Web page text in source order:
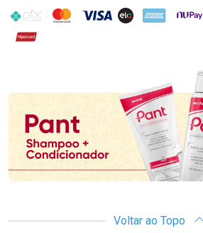
PIX MasterCard
VISA ELO AMEX NuPay
Hipercard
Promoção em Destaque
Voltar ao Topo